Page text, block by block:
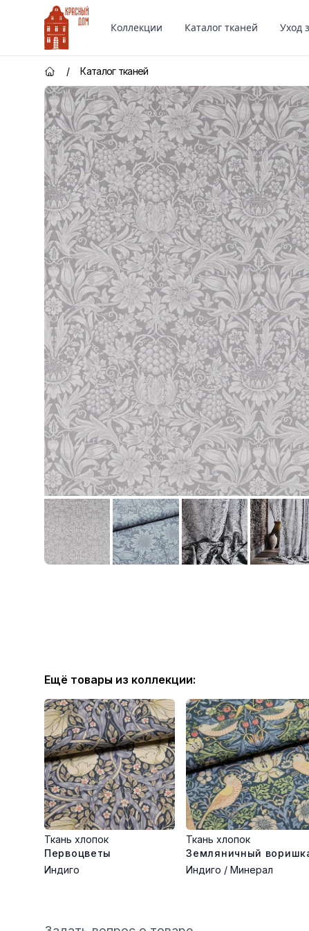
Красный Дом
Коллекции Каталог тканей Уход
Главная страница
/ Каталог тканей
Ещё товары из коллекции:
Ткань хлопок
Первоцветы
Индиго
Ткань хлопок
Земляничный
Индиго / Минерал